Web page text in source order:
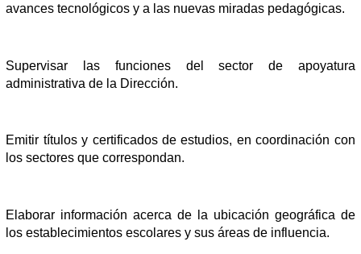
avances tecnológicos y a las nuevas miradas pedagógicas.
Supervisar las funciones del sector de apoyatura
administrativa de la Dirección.
Emitir títulos y certificados de estudios, en coordinación con
los sectores que correspondan.
Elaborar información acerca de la ubicación geográfica de
los establecimientos escolares y sus áreas de influencia.